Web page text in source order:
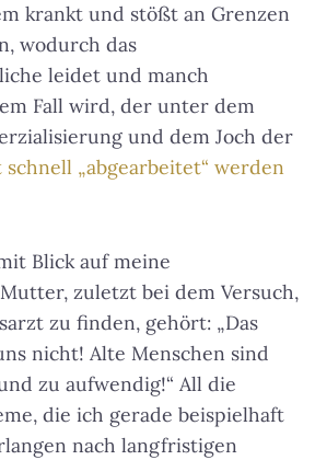
krankt und stößt an Grenzen
wodurch das
leidet und manch
Fall wird, der unter dem
und dem Joch der
„abgearbeitet“ werden
Blick auf meine
zuletzt bei dem Versuch,
zu finden, gehört: „Das
nicht! Alte Menschen sind
zu aufwendig!“ All die
die ich gerade beispielhaft
nach langfristigen